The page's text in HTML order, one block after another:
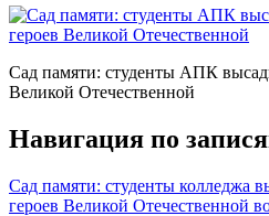
Сад памяти: студенты АПК
Великой Отечественной
Навигация по
Сад памяти: студенты колледжа
героев Великой Отечественной